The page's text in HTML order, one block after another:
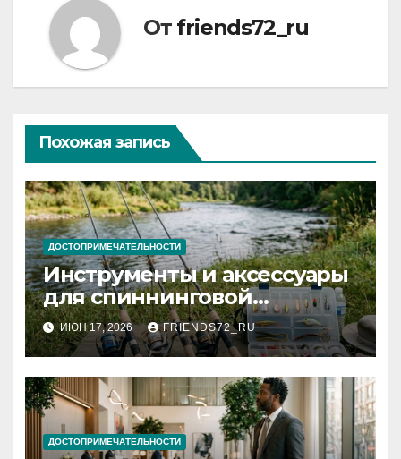
От friends72_ru
Похожая запись
ДОСТОПРИМЕЧАТЕЛЬНОСТИ
Инструменты и аксессуары
для спиннинговой
рыбалки: назначение и
типы
ИЮН 17, 2026 FRIENDS72_RU
ДОСТОПРИМЕЧАТЕЛЬНОСТИ